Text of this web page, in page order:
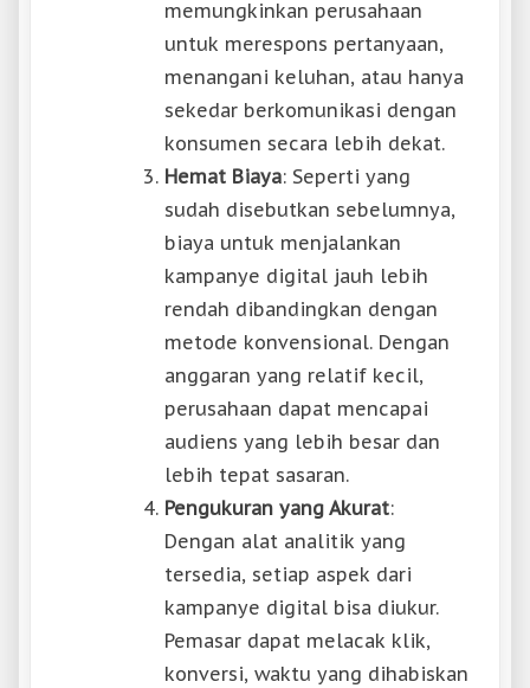
memungkinkan perusahaan
untuk merespons pertanyaan,
menangani keluhan, atau hanya
sekedar berkomunikasi dengan
konsumen secara lebih dekat.
Hemat Biaya: Seperti yang
sudah disebutkan sebelumnya,
biaya untuk menjalankan
kampanye digital jauh lebih
rendah dibandingkan dengan
metode konvensional. Dengan
anggaran yang relatif kecil,
perusahaan dapat mencapai
audiens yang lebih besar dan
lebih tepat sasaran.
Pengukuran yang Akurat:
Dengan alat analitik yang
tersedia, setiap aspek dari
kampanye digital bisa diukur.
Pemasar dapat melacak klik,
konversi, waktu yang dihabiskan